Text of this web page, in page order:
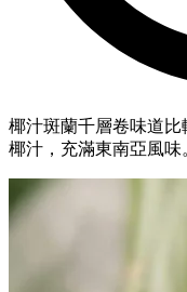
椰汁斑蘭千層卷味道
椰汁，充滿東南亞風味